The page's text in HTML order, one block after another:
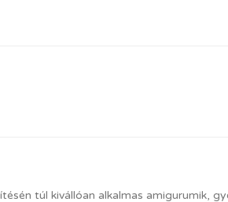
túl kivállóan alkalmas amigurumik,